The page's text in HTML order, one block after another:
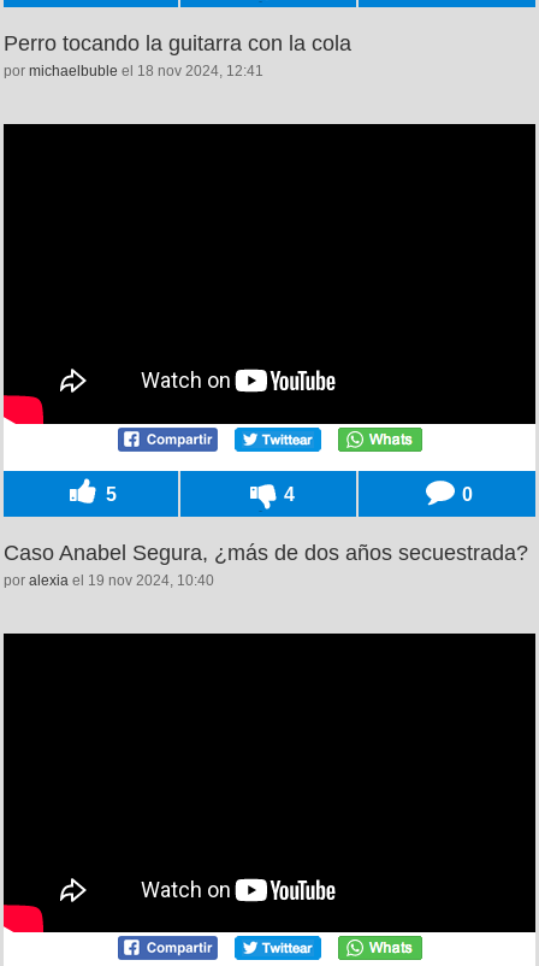
Perro tocando la guitarra con la cola
por michaelbuble el 18 nov 2024, 12:41
5 4 0
Caso Anabel Segura, ¿más de dos años secuestrada?
por alexia el 19 nov 2024, 10:40